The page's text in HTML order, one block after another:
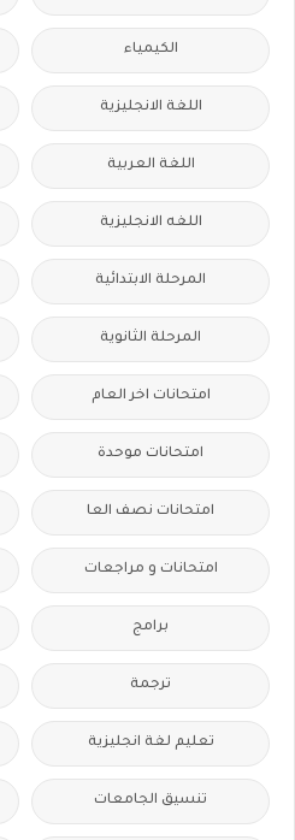
الكيمياء
اللغة الانجليزية
اللغة العربية
اللغه الانجليزية
المرحلة الابتدائية
المرحلة الثانوية
امتحانات اخر العام
امتحانات موحدة
امتحانات نصف العا
امتحانات و مراجعات
برامج
ترجمة
تعليم لغة انجليزية
تنسيق الجامعات